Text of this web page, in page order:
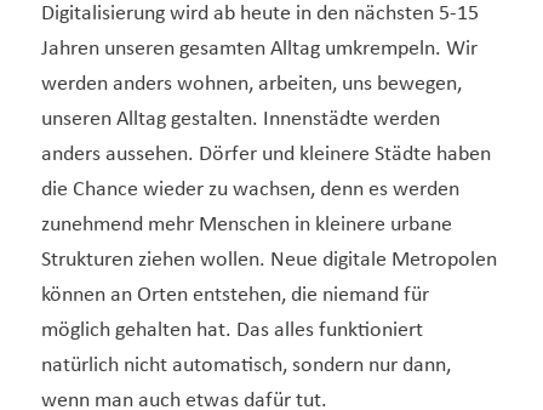
Digitalisierung wird ab heute in den nächsten 5-15
Jahren unseren gesamten Alltag umkrempeln. Wir
werden anders wohnen, arbeiten, uns bewegen,
unseren Alltag gestalten. Innenstädte werden
anders aussehen. Dörfer und kleinere Städte haben
die Chance wieder zu wachsen, denn es werden
zunehmend mehr Menschen in kleinere urbane
Strukturen ziehen wollen. Neue digitale Metropolen
können an Orten entstehen, die niemand für
möglich gehalten hat. Das alles funktioniert
natürlich nicht automatisch, sondern nur dann,
wenn man auch etwas dafür tut.